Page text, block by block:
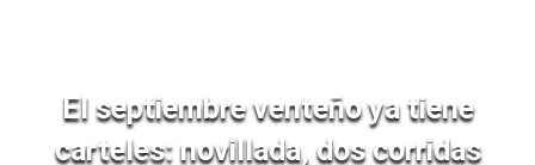
El septiembre venteño ya tiene
carteles: novillada, dos corridas